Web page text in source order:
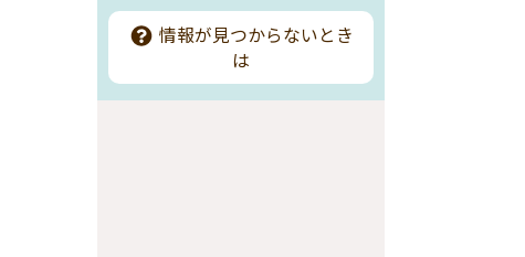
情報が見つからないとき
は